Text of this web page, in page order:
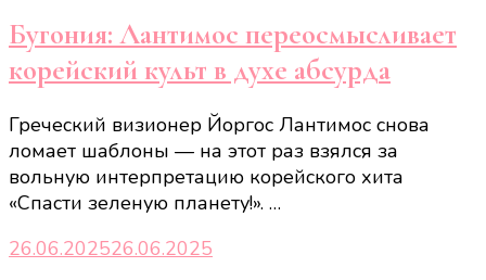
Бугония: Лантимос переосмысливает
корейский культ в духе абсурда
Греческий визионер Йоргос Лантимос снова
ломает шаблоны — на этот раз взялся за
вольную интерпретацию корейского хита
«Спасти зеленую планету!». …
26.06.202526.06.2025